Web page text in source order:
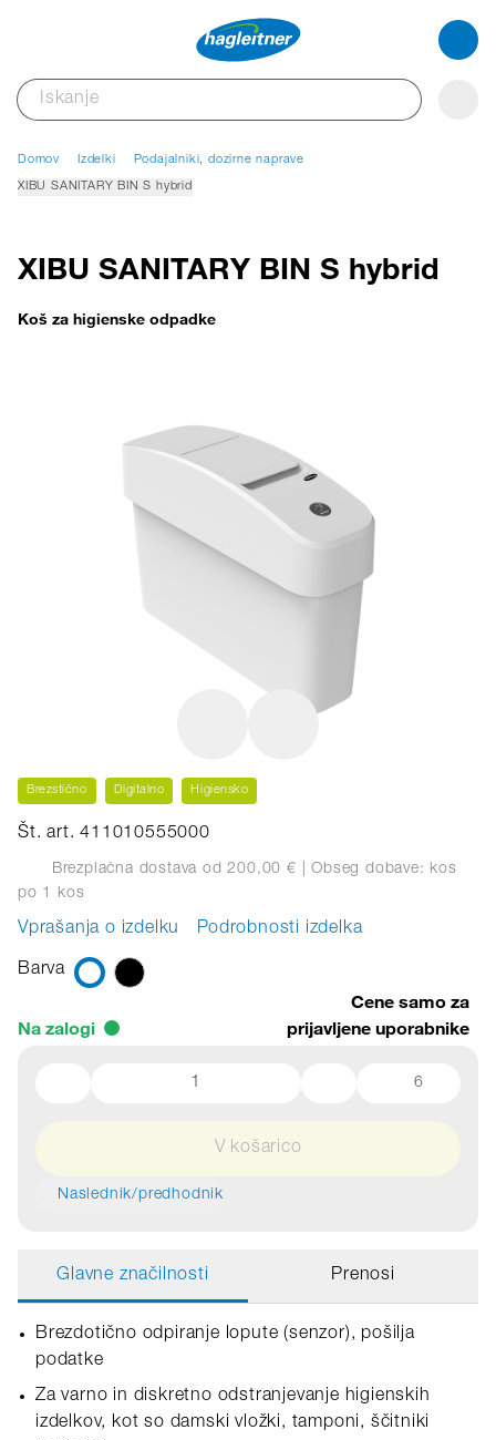
Domov Izdelki Podajalniki, dozirne naprave
XIBU SANITARY BIN S hybrid
XIBU SANITARY BIN S hybrid
Koš za higienske odpadke
Brezstično Digitalno Higiensko
Št. art. 411010555000
Brezplačna dostava od 200,00 € | Obseg dobave: kos
po 1 kos
Vprašanja o izdelku Podrobnosti izdelka
Barva
Na zalogi
Cene samo za
prijavljene uporabnike
6
V košarico
Naslednik/predhodnik
Glavne značilnosti Prenosi
Brezdotično odpiranje lopute (senzor), pošilja
podatke
Za varno in diskretno odstranjevanje higienskih
izdelkov, kot so damski vložki, tamponi, ščitniki